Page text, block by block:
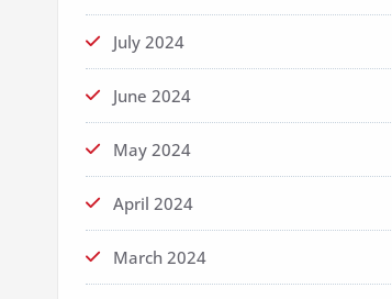
July 2024
June 2024
May 2024
April 2024
March 2024